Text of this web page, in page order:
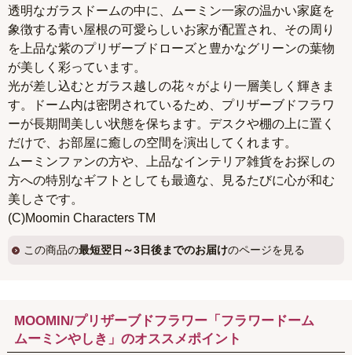
透明なガラスドームの中に、ムーミン一家の温かい家庭を
象徴する青い屋根の可愛らしいお家が配置され、その周り
を上品な紫のプリザーブドローズと豊かなグリーンの葉物
が美しく彩っています。
光が差し込むとガラス越しの花々がより一層美しく輝きま
す。ドーム内は密閉されているため、プリザーブドフラワ
ーが長期間美しい状態を保ちます。デスクや棚の上に置く
だけで、お部屋に癒しの空間を演出してくれます。
ムーミンファンの方や、上品なインテリア雑貨をお探しの
方への特別なギフトとしても最適な、見るたびに心が和む
美しさです。
(C)Moomin Characters TM
この商品の最短翌日～3日後までのお届けのページを見る
MOOMIN/プリザーブドフラワー「フラワードーム
ムーミンやしき」のオススメポイント